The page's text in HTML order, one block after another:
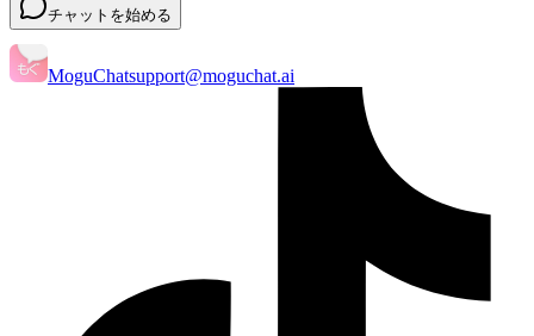
チャットを始める
MoguChatsupport@moguchat.ai